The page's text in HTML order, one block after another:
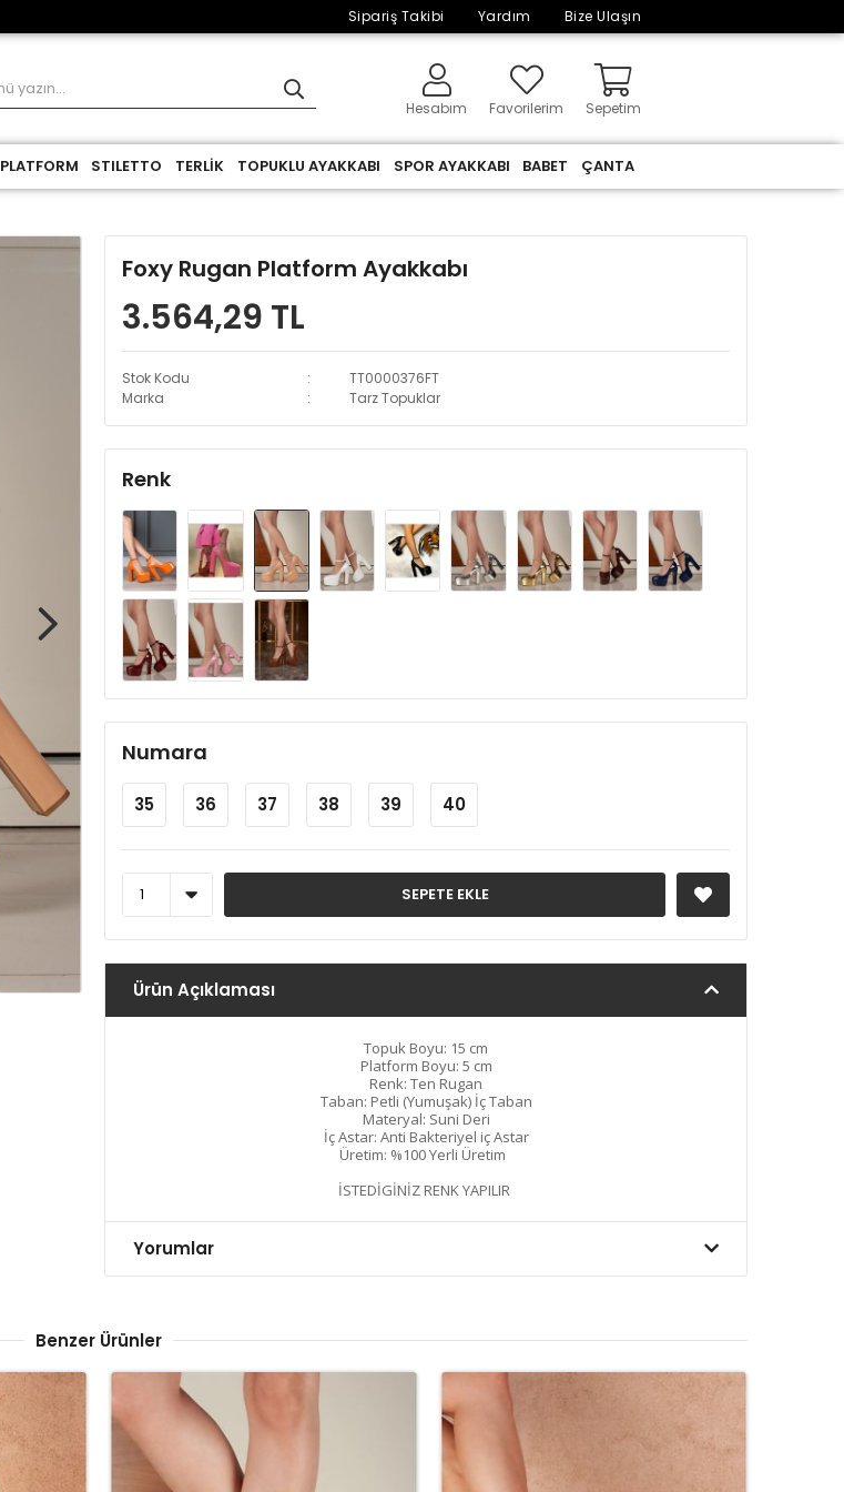
Sipariş Takibi Yardım Bize Ulaşın
Hesabım Favorilerim Sepetim
PLATFORM STILETTO TERLİK TOPUKLU AYAKKABI SPOR AYAKKABI BABET ÇANTA
Foxy Rugan Platform Ayakkabı
3.564,29 TL
Stok Kodu
TT0000376FT
Marka
Tarz Topuklar
Renk
Numara
35 36 37 38 39 40
SEPETE EKLE
Ürün Açıklaması
Topuk Boyu: 15 cm
Platform Boyu: 5 cm
Renk: Ten Rugan
Taban: Petli (Yumuşak) İç Taban
Materyal: Suni Deri
İç Astar: Anti Bakteriyel iç Astar
Üretim: %100 Yerli Üretim
İSTEDİGİNİZ RENK YAPILIR
Yorumlar
Benzer Ürünler